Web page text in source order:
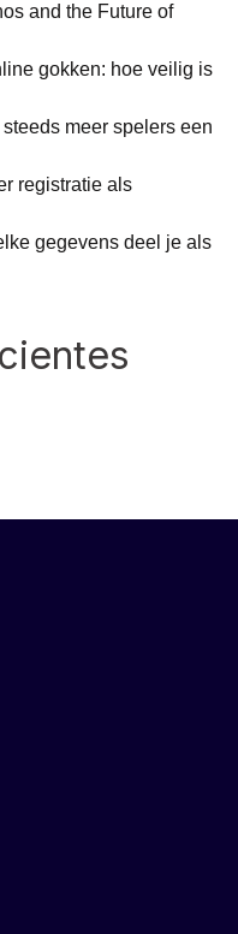
and the Future of
gokken: hoe veilig is
meer spelers een
registratie als
gegevens deel je als